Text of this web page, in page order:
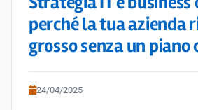
perché la tua azienda
grosso senza un piano
24/04/2025